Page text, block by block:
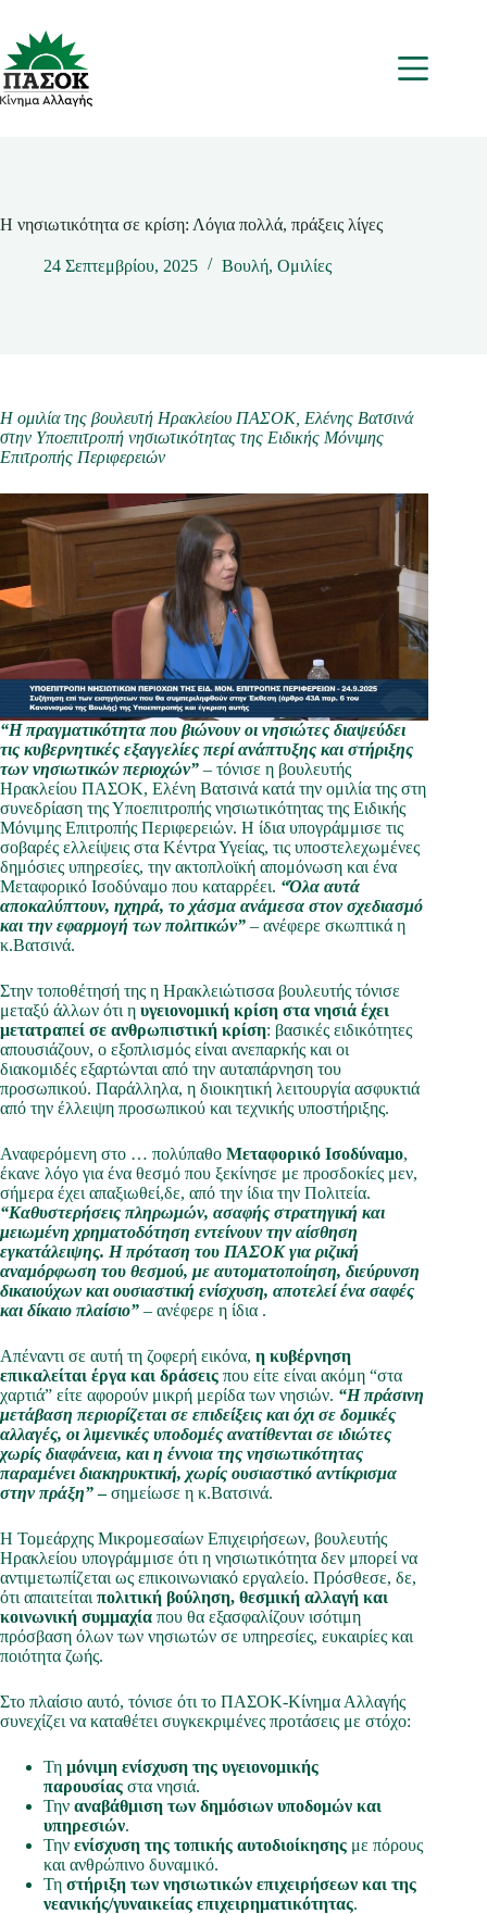
περιεχόμενο
Μενου
Η νησιωτικότητα σε κρίση: Λόγια πολλά, πράξεις λίγες
24 Σεπτεμβρίου, 2025 Βουλή, Ομιλίες
Η ομιλία της βουλευτή Ηρακλείου ΠΑΣΟΚ, Ελένης Βατσινά
στην Υποεπιτροπή νησιωτικότητας της Ειδικής Μόνιμης
Επιτροπής Περιφερειών
“Η πραγματικότητα που βιώνουν οι νησιώτες διαψεύδει
τις κυβερνητικές εξαγγελίες περί ανάπτυξης και στήριξης
των νησιωτικών περιοχών” – τόνισε η βουλευτής
Ηρακλείου ΠΑΣΟΚ, Ελένη Βατσινά κατά την ομιλία της στη
συνεδρίαση της Υποεπιτροπής νησιωτικότητας της Ειδικής
Μόνιμης Επιτροπής Περιφερειών. Η ίδια υπογράμμισε τις
σοβαρές ελλείψεις στα Κέντρα Υγείας, τις υποστελεχωμένες
δημόσιες υπηρεσίες, την ακτοπλοϊκή απομόνωση και ένα
Μεταφορικό Ισοδύναμο που καταρρέει. “Όλα αυτά
αποκαλύπτουν, ηχηρά, το χάσμα ανάμεσα στον σχεδιασμό
και την εφαρμογή των πολιτικών” – ανέφερε σκωπτικά η
κ.Βατσινά.
Στην τοποθέτησή της η Ηρακλειώτισσα βουλευτής τόνισε
μεταξύ άλλων ότι η υγειονομική κρίση στα νησιά έχει
μετατραπεί σε ανθρωπιστική κρίση: βασικές ειδικότητες
απουσιάζουν, ο εξοπλισμός είναι ανεπαρκής και οι
διακομιδές εξαρτώνται από την αυταπάρνηση του
προσωπικού. Παράλληλα, η διοικητική λειτουργία ασφυκτιά
από την έλλειψη προσωπικού και τεχνικής υποστήριξης.
Αναφερόμενη στο … πολύπαθο Μεταφορικό Ισοδύναμο,
έκανε λόγο για ένα θεσμό που ξεκίνησε με προσδοκίες μεν,
σήμερα έχει απαξιωθεί,δε, από την ίδια την Πολιτεία.
“Καθυστερήσεις πληρωμών, ασαφής στρατηγική και
μειωμένη χρηματοδότηση εντείνουν την αίσθηση
εγκατάλειψης. Η πρόταση του ΠΑΣΟΚ για ριζική
αναμόρφωση του θεσμού, με αυτοματοποίηση, διεύρυνση
δικαιούχων και ουσιαστική ενίσχυση, αποτελεί ένα σαφές
και δίκαιο πλαίσιο” – ανέφερε η ίδια .
Απέναντι σε αυτή τη ζοφερή εικόνα, η κυβέρνηση
επικαλείται έργα και δράσεις που είτε είναι ακόμη “στα
χαρτιά” είτε αφορούν μικρή μερίδα των νησιών. “Η πράσινη
μετάβαση περιορίζεται σε επιδείξεις και όχι σε δομικές
αλλαγές, οι λιμενικές υποδομές ανατίθενται σε ιδιώτες
χωρίς διαφάνεια, και η έννοια της νησιωτικότητας
παραμένει διακηρυκτική, χωρίς ουσιαστικό αντίκρισμα
στην πράξη”–σημείωσε η κ.Βατσινά.
Η Τομεάρχης Μικρομεσαίων Επιχειρήσεων, βουλευτής
Ηρακλείου υπογράμμισε ότι η νησιωτικότητα δεν μπορεί να
αντιμετωπίζεται ως επικοινωνιακό εργαλείο. Πρόσθεσε, δε,
ότι απαιτείται πολιτική βούληση, θεσμική αλλαγή και
κοινωνική συμμαχία που θα εξασφαλίζουν ισότιμη
πρόσβαση όλων των νησιωτών σε υπηρεσίες, ευκαιρίες και
ποιότητα ζωής.
Στο πλαίσιο αυτό, τόνισε ότι το ΠΑΣΟΚ-Κίνημα Αλλαγής
συνεχίζει να καταθέτει συγκεκριμένες προτάσεις με στόχο:
Τη μόνιμη ενίσχυση της υγειονομικής
παρουσίας στα νησιά.
Την αναβάθμιση των δημόσιων υποδομών και
υπηρεσιών.
Την ενίσχυση της τοπικής αυτοδιοίκησης με πόρους
και ανθρώπινο δυναμικό.
Τη στήριξη των νησιωτικών επιχειρήσεων και της
νεανικής/γυναικείας επιχειρηματικότητας.